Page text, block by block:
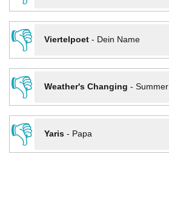
👎
Viertelpoet- Dein Name
👎
Weather's Changing - Summer
👎
Yaris- Papa